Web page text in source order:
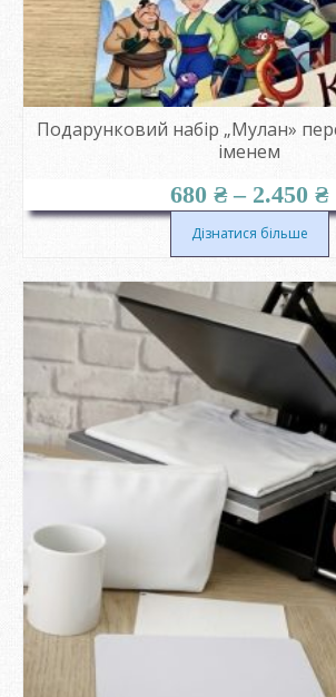
Подарунковий набір „Мулан»
іменем
680 ₴ – 2.450 ₴
Дізнатися більше